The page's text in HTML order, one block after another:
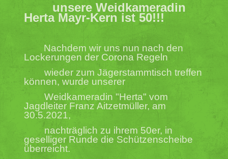
unsere Weidkameradin
Herta Mayr-Kern ist 50!!!
Nachdem wir uns nun nach den
Lockerungen der Corona Regeln
wieder zum Jägerstammtischtreffen
können, wurde unserer
Weidkameradin "Herta" vom
Jagdleiter Franz Aitzetmüller, am
30.5.2021,
nachträglich zu ihrem 50er, in
geselliger Runde die Schützenscheibe
überreicht.